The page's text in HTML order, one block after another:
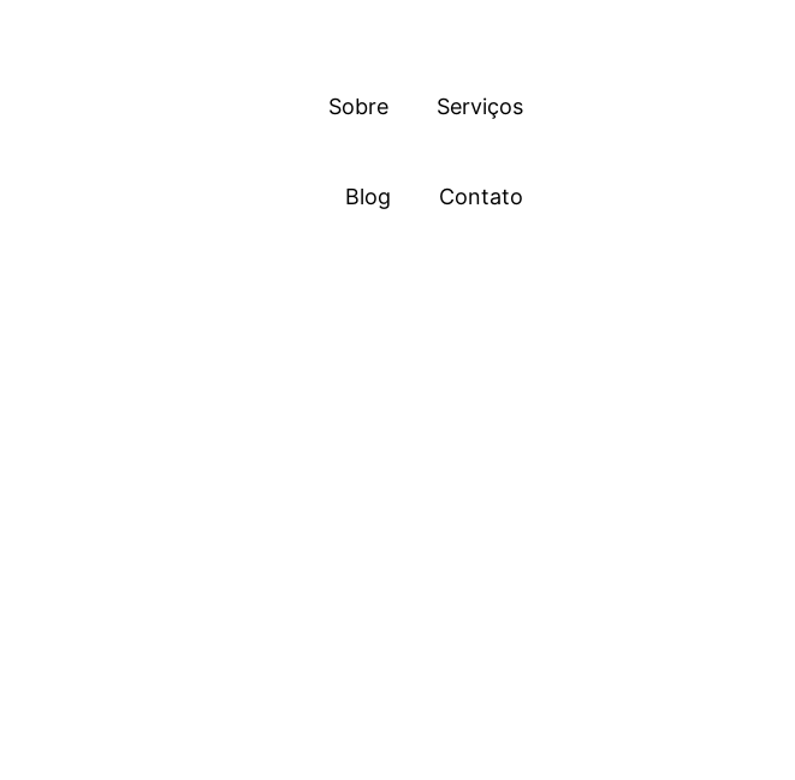
Sobre Serviços
Blog Contato